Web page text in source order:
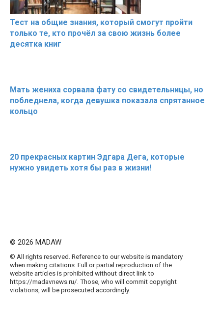
Тест на общие знания, который смогут пройти
только те, кто прочёл за свою жизнь более
десятка книг
Мать жениха сорвала фату со свидетельницы, но
побледнела, когда девушка показала спрятанное
кольцо
20 прекрасных картин Эдгара Дега, которые
нужно увидеть хотя бы раз в жизни!
© 2026 MADAW
© All rights reserved. Reference to our website is mandatory
when making citations. Full or partial reproduction of the
website articles is prohibited without direct link to
https://madavnews.ru/. Those, who will commit copyright
violations, will be prosecuted accordingly.